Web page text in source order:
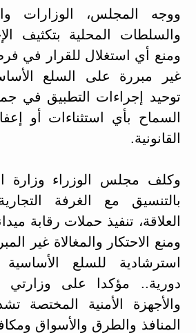
ووجه المجلس، الوزارات
والسلطات المحلية بتكثيف
ومنع أي استغلال للقرار في
غير مبررة على السلع
توحيد إجراءات التطبيق في
السماح بأي استثناءات أو
القانونية.
وكلف مجلس الوزراء وزارة
بالتنسيق مع الغرفة
العلاقة، تنفيذ حملات رقابة
ومنع الاحتكار والمغالاة غير
استرشادية للسلع
دورية.. مؤكدا على وزارتي
والأجهزة الأمنية المختصة
المنافذ والطرق والأسواق